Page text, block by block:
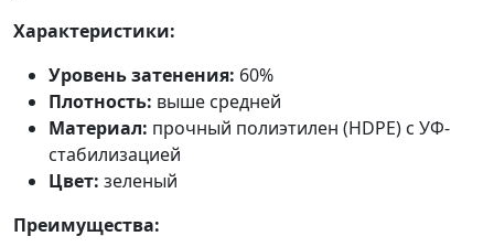
Характеристики:
Уровень затенения: 60%
Плотность: выше средней
Материал: прочный полиэтилен (HDPE) с УФ-
стабилизацией
Цвет: зеленый
Преимущества: